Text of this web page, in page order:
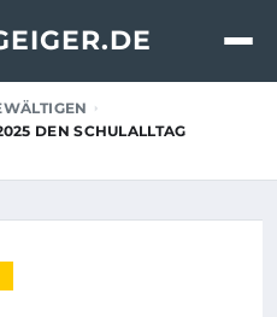
DEN SCHULALLTAG